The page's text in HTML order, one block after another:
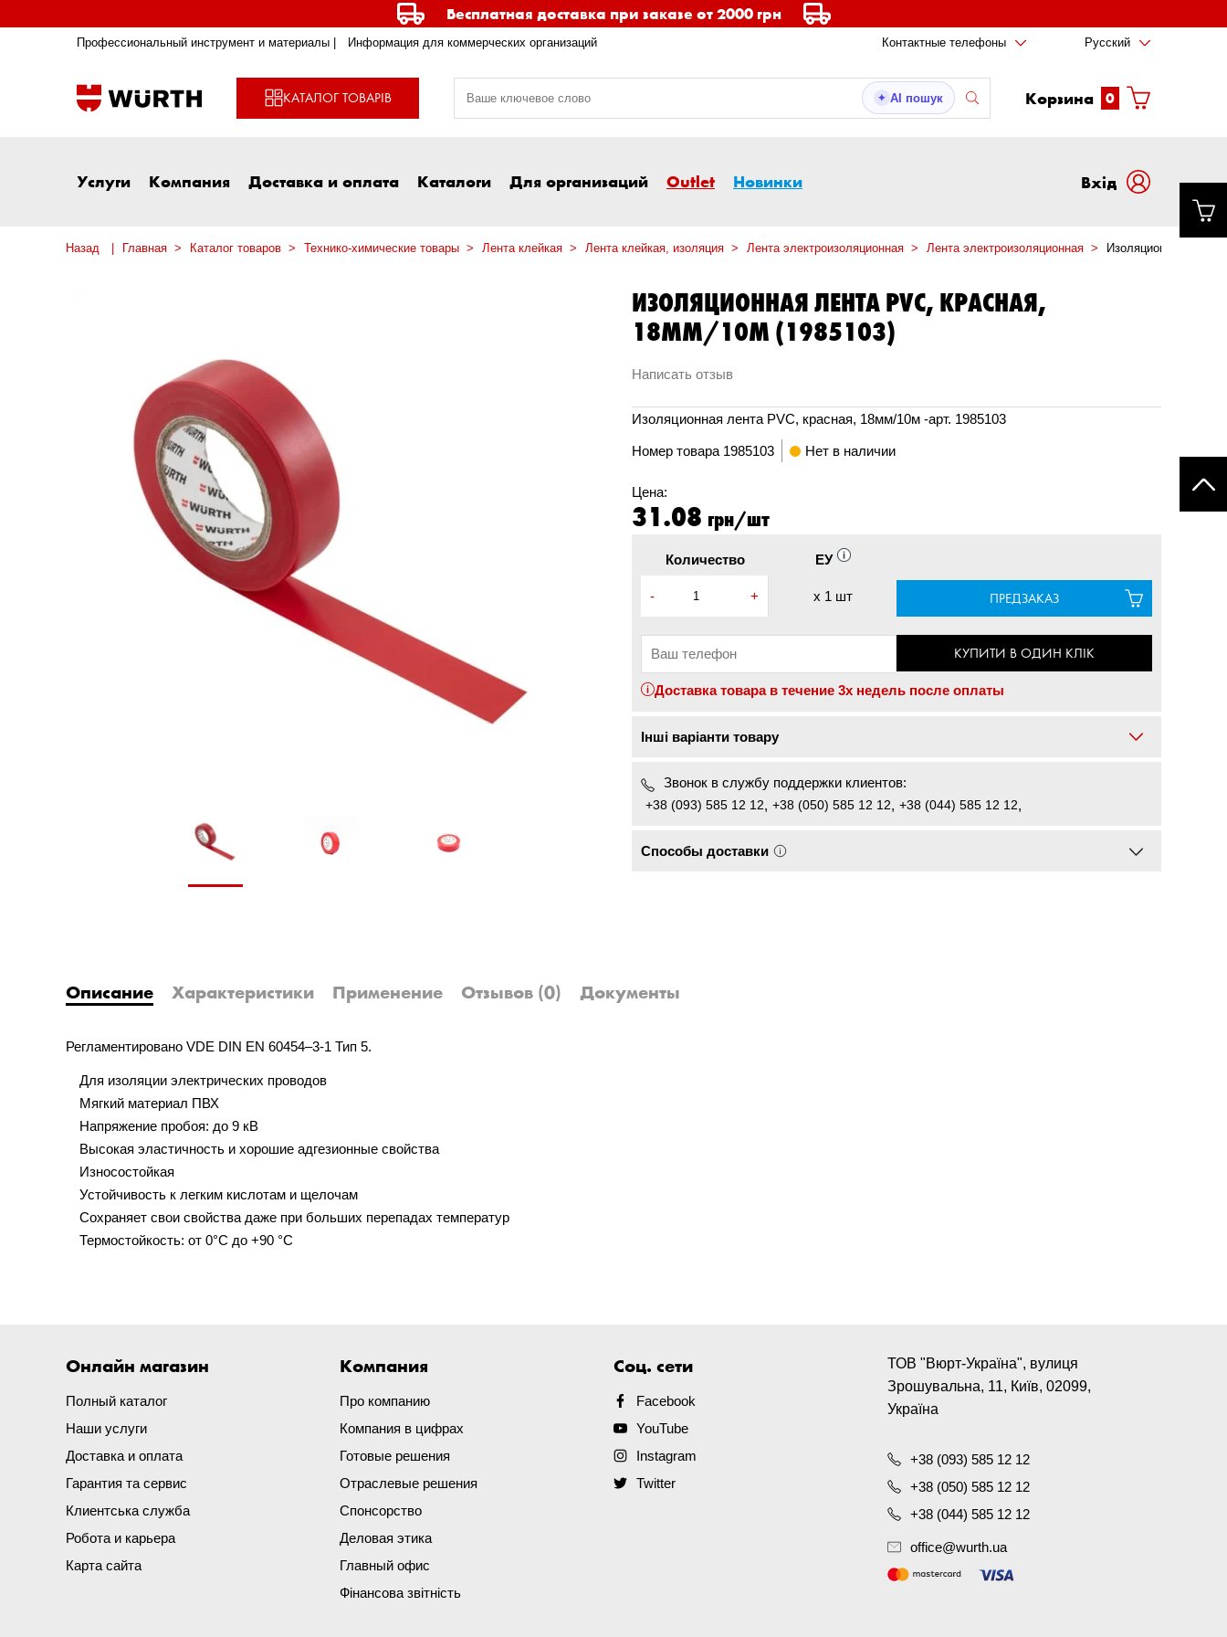
Бесплатная доставка при заказе от 2000 грн
Профессиональный инструмент и материалы | Информация для коммерческих организаций Контактные телефоны Русский
КАТАЛОГ ТОВАРІВ ✦ AI пошук Корзина 0
Услуги Компания Доставка и оплата Каталоги Для организаций Outlet Новинки Вxід
Назад Главная Каталог товаров Технико-химические товары Лента клейкая Лента клейкая, изоляция Лента электроизоляционная Лента электроизоляционная Изоляционная
ИЗОЛЯЦИОННАЯ ЛЕНТА PVC, КРАСНАЯ,
18ММ/10М (1985103)
Написать отзыв
Изоляционная лента PVC, красная, 18мм/10м -арт. 1985103
Номер товара 1985103 Нет в наличии
Цена:
31.08 грн/шт
Количество
- +
ЕУ
x 1 шт ПРЕДЗАКАЗ
КУПИТИ В ОДИН КЛІК
Доставка товара в течение 3х недель после оплаты
Інші варіанти товару
Звонок в службу поддержки клиентов:
+38 (093) 585 12 12, +38 (050) 585 12 12, +38 (044) 585 12 12,
Способы доставки
Описание Характеристики Применение Отзывов (0) Документы
Регламентировано VDE DIN EN 60454–3-1 Тип 5.
Для изоляции электрических проводов
Мягкий материал ПВХ
Напряжение пробоя: до 9 кВ
Высокая эластичность и хорошие адгезионные свойства
Износостойкая
Устойчивость к легким кислотам и щелочам
Сохраняет свои свойства даже при больших перепадах температур
Термостойкость: от 0°C до +90 °C
Онлайн магазин
Полный каталог
Наши услуги
Доставка и оплата
Гарантия та сервис
Клиентська служба
Робота и карьера
Карта сайта
Компания
Про компанию
Компания в цифрах
Готовые решения
Отраслевые решения
Спонсорство
Деловая этика
Главный офис
Фінансова звітність
Соц. сети
Facebook
YouTube
Instagram
Twitter
ТОВ "Вюрт-Україна", вулиця
Зрошувальна, 11, Київ, 02099,
Україна
+38 (093) 585 12 12
+38 (050) 585 12 12
+38 (044) 585 12 12
office@wurth.ua